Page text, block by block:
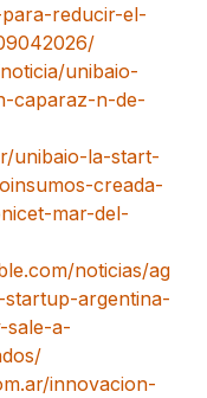
reducir-el-
unibaio-
caparaz-n-de-
unibaio-la-start-
creada-
mar-del-
noticias/ag
argentina-
sale-a-
innovacion-